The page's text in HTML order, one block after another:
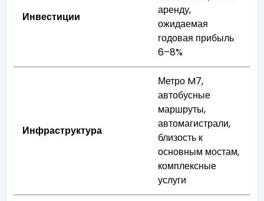
Инвестиции
аренду,
ожидаемая
годовая прибыль
6–8%
Инфраструктура
Метро M7,
автобусные
маршруты,
автомагистрали,
близость к
основным мостам,
комплексные
услуги